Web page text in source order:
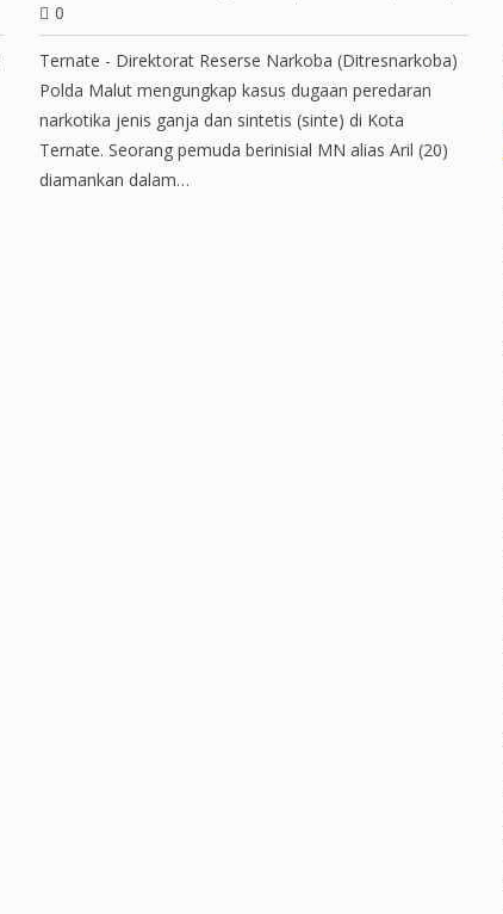
0
Ternate - Direktorat Reserse Narkoba (Ditresnarkoba)
Polda Malut mengungkap kasus dugaan peredaran
narkotika jenis ganja dan sintetis (sinte) di Kota
Ternate. Seorang pemuda berinisial MN alias Aril (20)
diamankan dalam…